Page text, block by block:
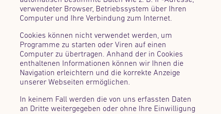
verwendeter Browser, Betriebssystem über Ihren
Computer und Ihre Verbindung zum Internet.
Cookies können nicht verwendet werden, um
Programme zu starten oder Viren auf einen
Computer zu übertragen. Anhand der in Cookies
enthaltenen Informationen können wir Ihnen die
Navigation erleichtern und die korrekte Anzeige
unserer Webseiten ermöglichen.
In keinem Fall werden die von uns erfassten Daten
an Dritte weitergegeben oder ohne Ihre Einwilligung